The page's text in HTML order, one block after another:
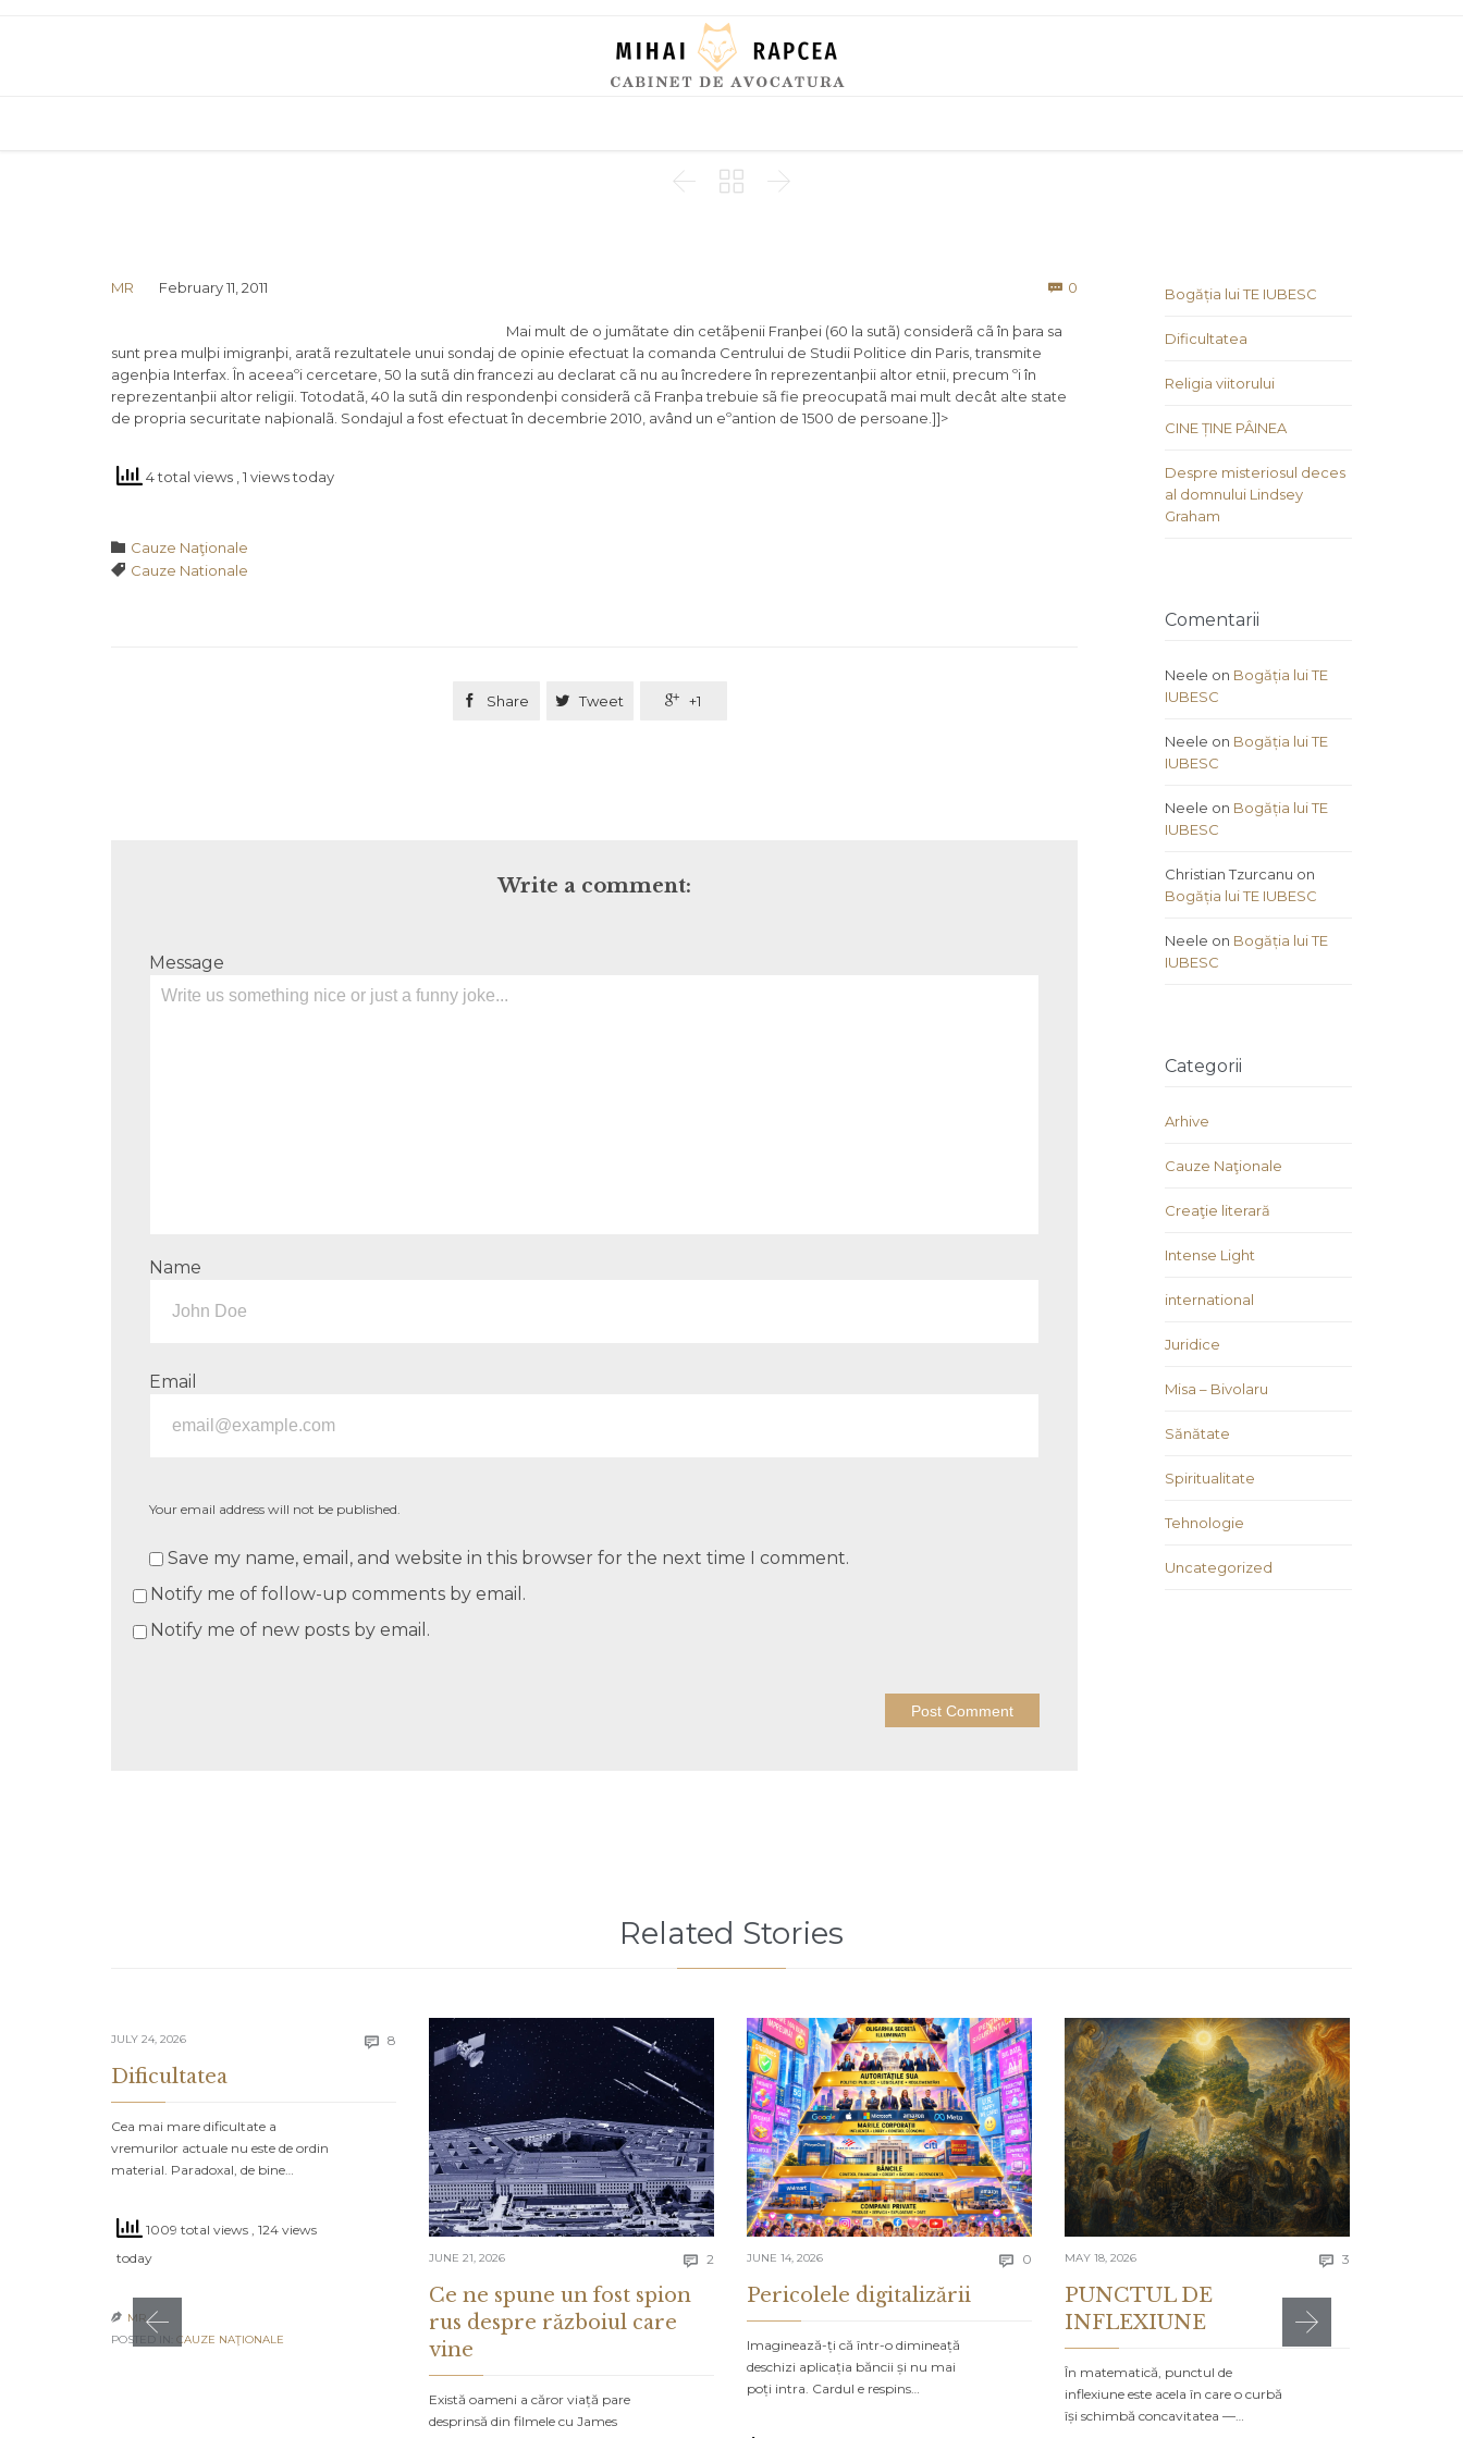
  
MR February 11, 2011  0
Mai mult de o jumãtate din cetãþenii Franþei (60 la sutã) considerã cã în þara sa
sunt prea mulþi imigranþi, aratã rezultatele unui sondaj de opinie efectuat la comanda Centrului de Studii Politice din Paris, transmite
agenþia Interfax. În aceeaºi cercetare, 50 la sutã din francezi au declarat cã nu au încredere în reprezentanþii altor etnii, precum ºi în
reprezentanþii altor religii. Totodatã, 40 la sutã din respondenþi considerã cã Franþa trebuie sã fie preocupatã mai mult decât alte state
de propria securitate naþionalã. Sondajul a fost efectuat în decembrie 2010, având un eºantion de 1500 de persoane.]]>
4 total views , 1 views today
 Category
Cauze Naţionale
 Tags
Cauze Nationale
 Share  Tweet  +1
Write a comment:
Message
Name
Email
Your email address will not be published.
Save my name, email, and website in this browser for the next time I comment.
Notify me of follow-up comments by email.
Notify me of new posts by email.
Bogăția lui TE IUBESC
Dificultatea
Religia viitorului
CINE ȚINE PÂINEA
Despre misteriosul deces
al domnului Lindsey
Graham
Comentarii
Neele on Bogăția lui TE
IUBESC
Neele on Bogăția lui TE
IUBESC
Neele on Bogăția lui TE
IUBESC
Christian Tzurcanu on
Bogăția lui TE IUBESC
Neele on Bogăția lui TE
IUBESC
Categorii
Arhive
Cauze Naţionale
Creaţie literară
Intense Light
international
Juridice
Misa – Bivolaru
Sănătate
Spiritualitate
Tehnologie
Uncategorized
Related Stories
JULY 24, 2026  8 Comments
Dificultatea
Cea mai mare dificultate a
vremurilor actuale nu este de ordin
material. Paradoxal, de bine…
1009 total views , 124 views
today
 MR
POSTED IN: CAUZE NAŢIONALE
JUNE 21, 2026  2 Comments
Ce ne spune un fost spion
rus despre războiul care
vine
Există oameni a căror viață pare
desprinsă din filmele cu James
JUNE 14, 2026  0 Comments
Pericolele digitalizării
Imaginează-ți că într-o dimineață
deschizi aplicația băncii și nu mai
poți intra. Cardul e respins…
MAY 18, 2026  3
PUNCTUL DE
INFLEXIUNE
În matematică, punctul de
inflexiune este acela în care o curbă
își schimbă concavitatea —…